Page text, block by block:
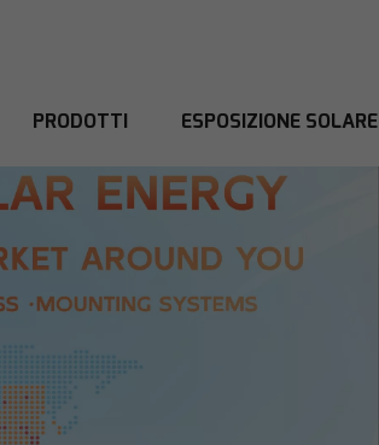
PRODOTTI ESPOSIZIONE SOLARE